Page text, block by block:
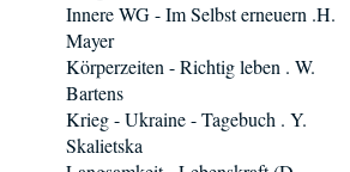
Innere WG - Im Selbst erneuern .H.
Mayer
Körperzeiten - Richtig leben . W.
Bartens
Krieg - Ukraine - Tagebuch . Y.
Skalietska